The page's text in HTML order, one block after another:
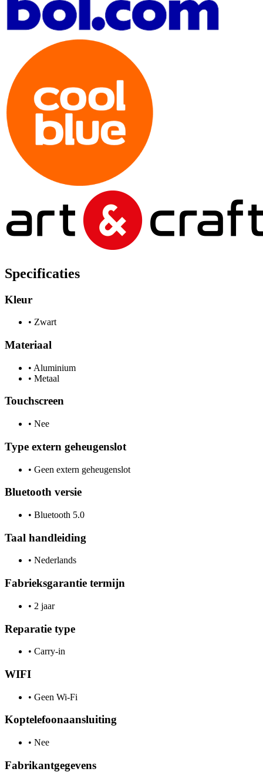
Specificaties
Kleur
• Zwart
Materiaal
• Aluminium
• Metaal
Touchscreen
• Nee
Type extern geheugenslot
• Geen extern geheugenslot
Bluetooth versie
• Bluetooth 5.0
Taal handleiding
• Nederlands
Fabrieksgarantie termijn
• 2 jaar
Reparatie type
• Carry-in
WIFI
• Geen Wi-Fi
Koptelefoonaansluiting
• Nee
Fabrikantgegevens